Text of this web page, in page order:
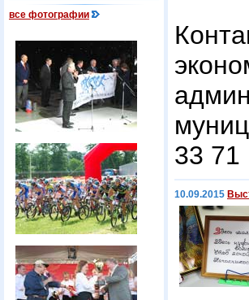
все фотографии
33 71
10.09.2015